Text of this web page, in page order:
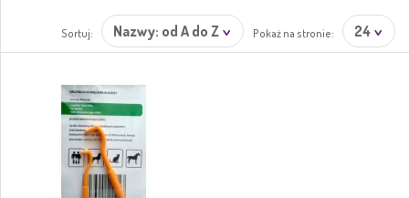
Sortuj: Nazwy: od A do Z Pokaż na stronie: 24